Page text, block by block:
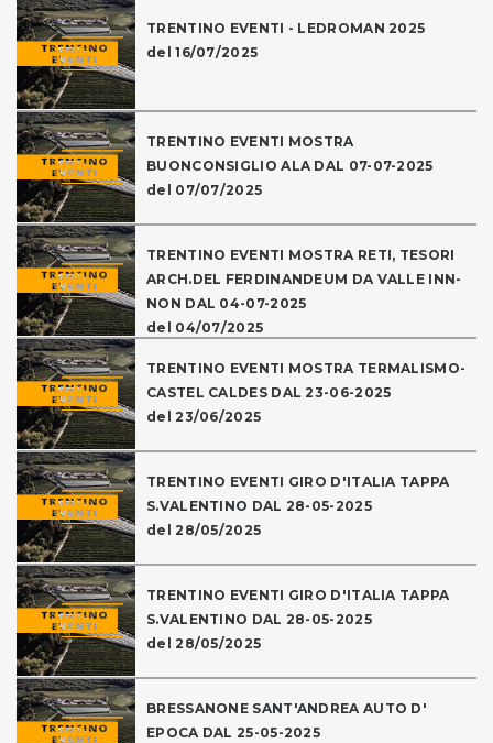
TRENTINO EVENTI - LEDROMAN 2025
del 16/07/2025
TRENTINO EVENTI MOSTRA
BUONCONSIGLIO ALA DAL 07-07-2025
del 07/07/2025
TRENTINO EVENTI MOSTRA RETI, TESORI
ARCH.DEL FERDINANDEUM DA VALLE INN-
NON DAL 04-07-2025
del 04/07/2025
TRENTINO EVENTI MOSTRA TERMALISMO-
CASTEL CALDES DAL 23-06-2025
del 23/06/2025
TRENTINO EVENTI GIRO D'ITALIA TAPPA
S.VALENTINO DAL 28-05-2025
del 28/05/2025
TRENTINO EVENTI GIRO D'ITALIA TAPPA
S.VALENTINO DAL 28-05-2025
del 28/05/2025
BRESSANONE SANT'ANDREA AUTO D'
EPOCA DAL 25-05-2025